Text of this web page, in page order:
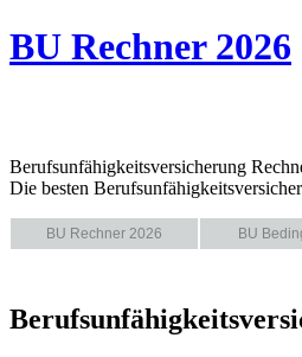
BU Rechner 2026
Berufsunfähigkeitsversicherung
Die besten
BU Rechner 2026 BU